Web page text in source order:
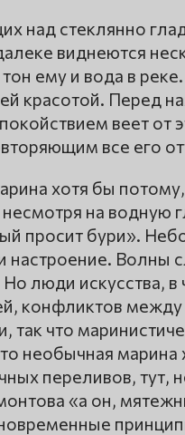
над стеклянно
виднеются
ему и вода в
красотой. Перед
веет от
все его
хотя бы
на водную
просит бури».
настроение. Волны
люди искусства, в
конфликтов
что
необычная марина
переливов, тут,
«а он,